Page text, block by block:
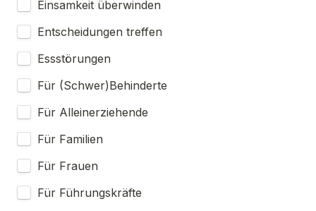
Einsamkeit überwinden
Entscheidungen treffen
Essstörungen
Für (Schwer)Behinderte
Für Alleinerziehende
Für Familien
Für Frauen
Für Führungskräfte